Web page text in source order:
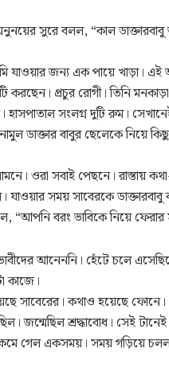
সুরে বলল, “কাল ডাক্তারবাবু
যাওয়ার জন্য এক পায়ে খাড়া। এই
করছেন। প্রচুর রোগী। তিনি
হাসপাতাল সংলগ্ন দুটি রুম।
ডাক্তার বাবুর ছেলেকে
ওরা সবাই পেছনে। রাস্তায়
যাওয়ার সময় সাবেরকে
“আপনি বরং ভাবিকে নিয়ে
আনেননি। হেঁটে চলে
কাজে।
সাবেরের। কথাও হয়েছে ফোনে।
জন্মেছিল শ্রদ্ধাবোধ। সেই
গেল একসময়। সময় গড়িয়ে